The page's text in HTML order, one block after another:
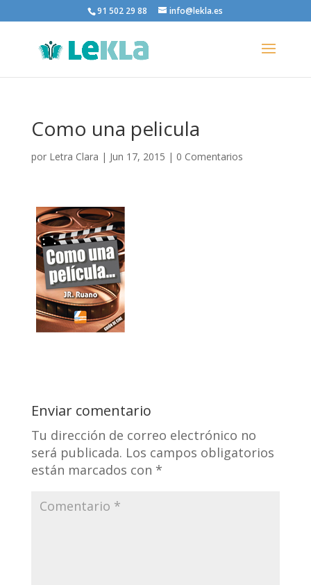
91 502 29 88 info@lekla.es
Como una pelicula
por Letra Clara | Jun 17, 2015 | 0 Comentarios
Enviar comentario
Tu dirección de correo electrónico no
será publicada. Los campos obligatorios
están marcados con *